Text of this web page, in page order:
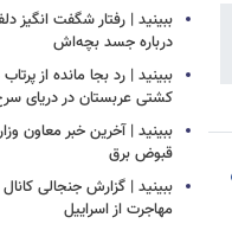
ببینید | رفتار شگفت انگیز
درباره جسد بچه‌اش
ببینید | رد بجا مانده از
کشتی‌ عربستان در دریای
ببینید | آخرین خبر معاون
قبوض برق
مهاجرت از اسراییل